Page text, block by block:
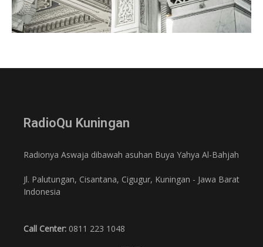
RadioQu Kuningan
Radionya Aswaja dibawah asuhan Buya Yahya Al-Bahjah
Jl. Palutungan, Cisantana, Cigugur, Kuningan - Jawa Barat
Indonesia
Call Center: 0811 223 1048